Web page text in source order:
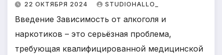
22 ОКТЯБРЯ 2024 STUDIOHALLO_
Введение Зависимость от алкоголя и
наркотиков – это серьёзная проблема,
требующая квалифицированной медицинской